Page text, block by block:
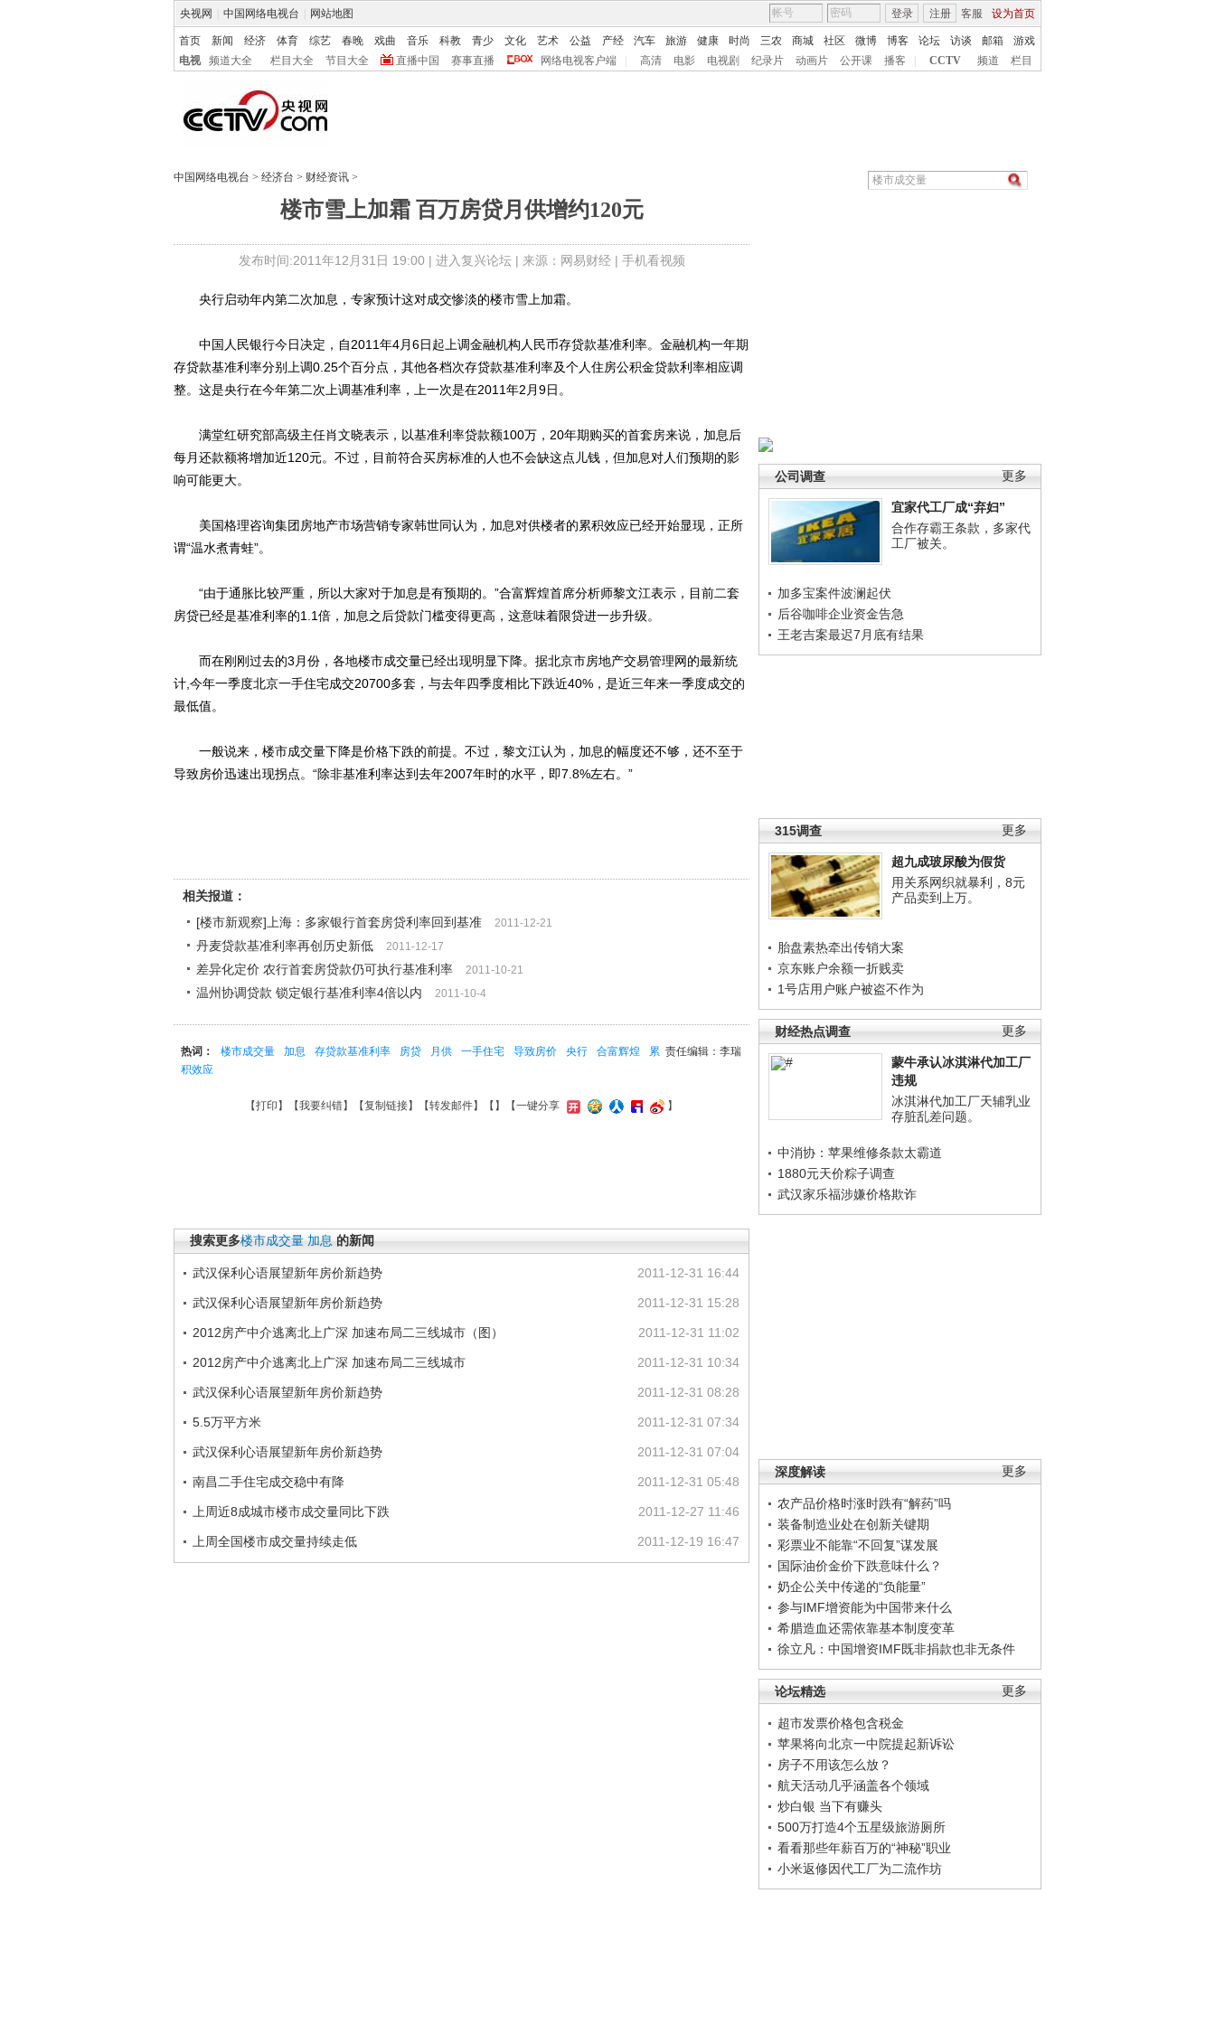
央视网 中国网络电视台 网站地图 客服 设为首页
登录 注册
首页 新闻 经济 体育 综艺 春晚 戏曲 音乐 科教 青少 文化 艺术 公益 产经 汽车 旅游 健康 时尚 三农 商城 社区 微博 博客 论坛 访谈 邮箱
游戏
电视
频道大全 栏目大全 节目大全 直播中国 赛事直播 网络电视客户端 高清 电影 电视剧 纪录片 动画片 公开课 播客 CCTV 频道 栏目
中国网络电视台 > 经济台 > 财经资讯 >
楼市雪上加霜 百万房贷月供增约120元
发布时间:2011年12月31日 19:00 | 进入复兴论坛| 来源：网易财经 | 手机看视频
更多
公司调查
宜家代工厂成“弃妇”
合作存霸王条款，多家代
工厂被关。
加多宝案件波澜起伏
后谷咖啡企业资金告急
王老吉案最迟7月底有结果
更多
315调查
超九成玻尿酸为假货
用关系网织就暴利，8元
产品卖到上万。
胎盘素热牵出传销大案
京东账户余额一折贱卖
1号店用户账户被盗不作为
更多
财经热点调查
蒙牛承认冰淇淋代加工厂
违规
冰淇淋代加工厂天辅乳业
存脏乱差问题。
中消协：苹果维修条款太霸道
1880元天价粽子调查
武汉家乐福涉嫌价格欺诈
更多
深度解读
农产品价格时涨时跌有“解药”吗
装备制造业处在创新关键期
彩票业不能靠“不回复”谋发展
国际油价金价下跌意味什么？
奶企公关中传递的“负能量”
参与IMF增资能为中国带来什么
希腊造血还需依靠基本制度变革
徐立凡：中国增资IMF既非捐款也非无条件
更多
论坛精选
超市发票价格包含税金
苹果将向北京一中院提起新诉讼
房子不用该怎么放？
航天活动几乎涵盖各个领域
炒白银 当下有赚头
500万打造4个五星级旅游厕所
看看那些年薪百万的“神秘”职业
小米返修因代工厂为二流作坊
央行启动年内第二次加息，专家预计这对成交惨淡的楼市雪上加霜。
中国人民银行今日决定，自2011年4月6日起上调金融机构人民币存贷款基准利率。金融机构一年期
存贷款基准利率分别上调0.25个百分点，其他各档次存贷款基准利率及个人住房公积金贷款利率相应调
整。这是央行在今年第二次上调基准利率，上一次是在2011年2月9日。
满堂红研究部高级主任肖文晓表示，以基准利率贷款额100万，20年期购买的首套房来说，加息后
每月还款额将增加近120元。不过，目前符合买房标准的人也不会缺这点儿钱，但加息对人们预期的影
响可能更大。
美国格理咨询集团房地产市场营销专家韩世同认为，加息对供楼者的累积效应已经开始显现，正所
谓“温水煮青蛙”。
“由于通胀比较严重，所以大家对于加息是有预期的。”合富辉煌首席分析师黎文江表示，目前二套
房贷已经是基准利率的1.1倍，加息之后贷款门槛变得更高，这意味着限贷进一步升级。
而在刚刚过去的3月份，各地楼市成交量已经出现明显下降。据北京市房地产交易管理网的最新统
计,今年一季度北京一手住宅成交20700多套，与去年四季度相比下跌近40%，是近三年来一季度成交的
最低值。
一般说来，楼市成交量下降是价格下跌的前提。不过，黎文江认为，加息的幅度还不够，还不至于
导致房价迅速出现拐点。“除非基准利率达到去年2007年时的水平，即7.8%左右。”
相关报道：
[楼市新观察]上海：多家银行首套房贷利率回到基准
2011-12-21
丹麦贷款基准利率再创历史新低 2011-12-17
差异化定价 农行首套房贷款仍可执行基准利率 2011-10-21
温州协调贷款 锁定银行基准利率4倍以内 2011-10-4
责任编辑：李瑞
热词： 楼市成交量 加息 存贷款基准利率 房贷 月供 一手住宅 导致房价 央行 合富辉煌
累
积效应
【打印 】【我要纠错】【复制链接】【转发邮件】【 】 【一键分享 】
搜索更多楼市成交量 加息 的新闻
2011-12-31 16:44
武汉保利心语展望新年房价新趋势
2011-12-31 15:28
武汉保利心语展望新年房价新趋势
2011-12-31 11:02
2012房产中介逃离北上广深 加速布局二三线城市（图）
2011-12-31 10:34
2012房产中介逃离北上广深 加速布局二三线城市
2011-12-31 08:28
武汉保利心语展望新年房价新趋势
2011-12-31 07:34
5.5万平方米
2011-12-31 07:04
武汉保利心语展望新年房价新趋势
2011-12-31 05:48
南昌二手住宅成交稳中有降
2011-12-27 11:46
上周近8成城市楼市成交量同比下跌
2011-12-19 16:47
上周全国楼市成交量持续走低